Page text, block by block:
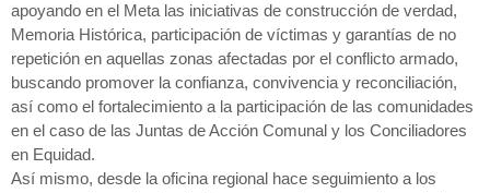
apoyando en el Meta las iniciativas de construcción de verdad,
Memoria Histórica, participación de víctimas y garantías de no
repetición en aquellas zonas afectadas por el conflicto armado,
buscando promover la confianza, convivencia y reconciliación,
así como el fortalecimiento a la participación de las comunidades
en el caso de las Juntas de Acción Comunal y los Conciliadores
en Equidad.
Así mismo, desde la oficina regional hace seguimiento a los